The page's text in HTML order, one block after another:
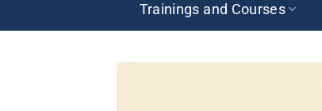
Trainings and Courses